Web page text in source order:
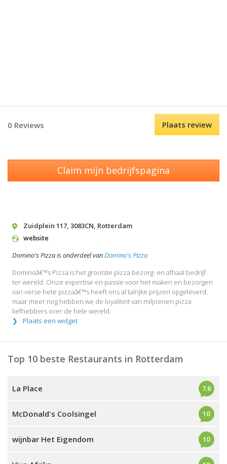
0 Reviews Plaats review
Claim mijn bedrijfspagina
Zuidplein 117, 3083CN, Rotterdam
website
Domino's Pizza is onderdeel vanDomino's Pizza
Dominoâ€™s Pizza is het grootste pizza bezorg- en afhaal bedrijf
ter wereld. Onze expertise en passie voor het maken en bezorgen
van verse hete pizzaâ€™s heeft ons al talrijke prijzen opgeleverd,
maar meer nog hebben we de loyaliteit van miljoenen pizza
liefhebbers over de hele wereld.
Plaats een widget
Top 10 beste Restaurants in Rotterdam
La Place 7.6
McDonald's Coolsingel 10
wijnbar Het Eigendom 10